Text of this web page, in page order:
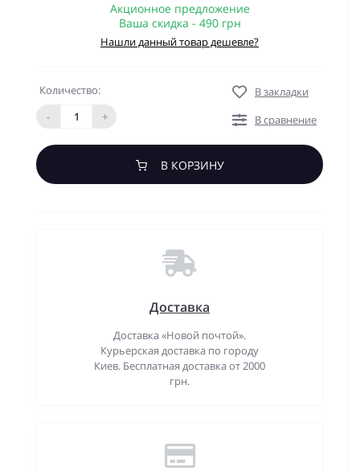
Акционное предложение
Ваша скидка - 490 грн
Нашли данный товар дешевле?
Количество:
-
+
В закладки
В сравнение
В КОРЗИНУ
Доставка
Доставка «Новой почтой».
Курьерская доставка по городу
Киев. Бесплатная доставка от 2000
грн.